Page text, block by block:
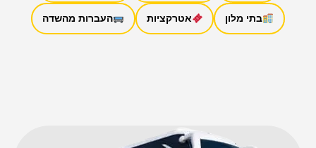
בתי מלון אטרקציות העברות מהשדה